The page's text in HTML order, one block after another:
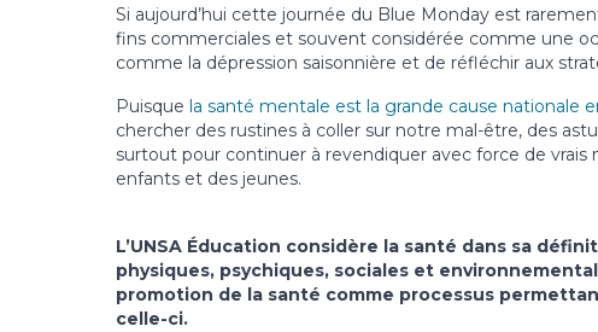
Si aujourd’hui cette journée du Blue Monday est
fins commerciales et souvent considérée comme une
comme la dépression saisonnière et de réfléchir aux
Puisque la santé mentale est la grande cause nationale
chercher des rustines à coller sur notre mal-être, des
surtout pour continuer à revendiquer avec force de
enfants et des jeunes.
L’UNSA Éducation considère la santé dans sa
physiques, psychiques, sociales et
promotion de la santé comme processus
celle-ci.